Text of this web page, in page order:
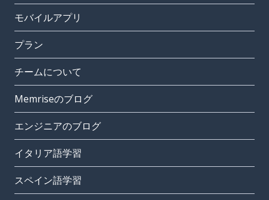
モバイルアプリ
プラン
チームについて
Memriseのブログ
エンジニアのブログ
イタリア語学習
スペイン語学習